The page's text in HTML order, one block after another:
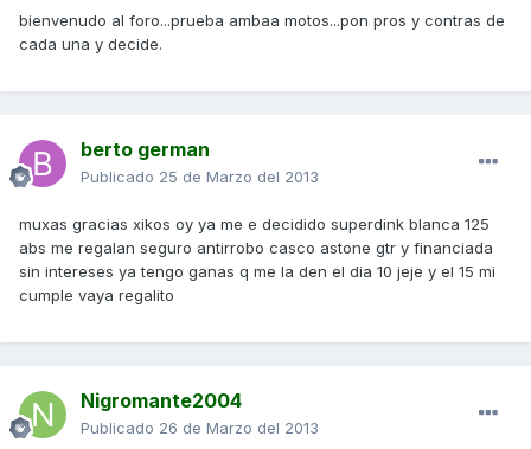
bienvenudo al foro...prueba ambaa motos...pon pros y contras de
cada una y decide.
berto german
Publicado 25 de Marzo del 2013
muxas gracias xikos oy ya me e decidido superdink blanca 125
abs me regalan seguro antirrobo casco astone gtr y financiada
sin intereses ya tengo ganas q me la den el dia 10 jeje y el 15 mi
cumple vaya regalito
Nigromante2004
Publicado 26 de Marzo del 2013